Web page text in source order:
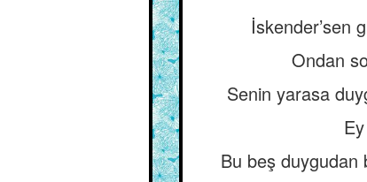
İskender’sen
Ondan
Senin yarasa
Bu beş duygudan